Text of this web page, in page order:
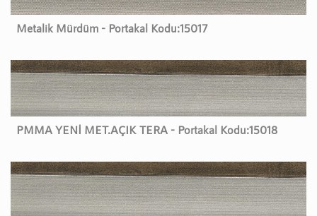
Metalik Mürdüm - Portakal Kodu:15017
PMMA YENİ MET.AÇIK TERA - Portakal Kodu:15018